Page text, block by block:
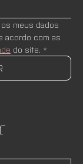
meus dados
do site. *